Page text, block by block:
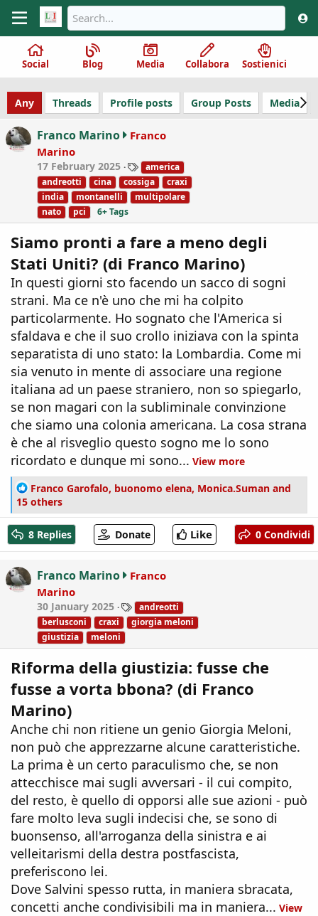
Social Blog Media Collabora Sostienici
Any Threads Profile posts Group Posts Media
Franco Marino
Franco
Marino
17 February 2025
T
a
g
s
america
andreotti
cina cossiga
craxi
india
montanelli
multipolare
nato
pci 6+ Tags
Siamo pronti a fare a meno degli
Stati Uniti? (di Franco Marino)
In questi giorni sto facendo un sacco di sogni
strani. Ma ce n'è uno che mi ha colpito
particolarmente. Ho sognato che l'America si
sfaldava e che il suo crollo iniziava con la spinta
separatista di uno stato: la Lombardia. Come mi
sia venuto in mente di associare una regione
italiana ad un paese straniero, non so spiegarlo,
se non magari con la subliminale convinzione
che siamo una colonia americana. La cosa strana
è che al risveglio questo sogno me lo sono
ricordato e dunque mi sono... View more
R
e
a
c
t
i
n
Franco Garofalo, buonomo elena, Monica.Suman and
15 others
8 Replies Donate Like 0 Condividi
Franco Marino
Franco
Marino
30 January 2025
T
a
g
andreotti
berlusconi
craxi
giorgia meloni
giustizia
meloni
Riforma della giustizia: fusse che
fusse a vorta bbona? (di Franco
Marino)
Anche chi non ritiene un genio Giorgia Meloni,
non può che apprezzarne alcune caratteristiche.
La prima è un certo paraculismo che, se non
attecchisce mai sugli avversari - il cui compito,
del resto, è quello di opporsi alle sue azioni - può
fare molto leva sugli indecisi che, se sono di
buonsenso, all'arroganza della sinistra e ai
velleitarismi della destra postfascista,
preferiscono lei.
Dove Salvini spesso rutta, in maniera sbracata,
concetti anche condivisibili ma in maniera... View